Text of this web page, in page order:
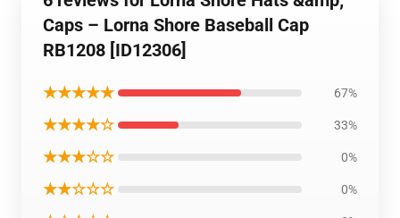
Caps – Lorna Shore Baseball Cap
RB1208 [ID12306]
★★★★★ 67%
★★★★☆ 33%
★★★☆☆ 0%
★★☆☆☆ 0%